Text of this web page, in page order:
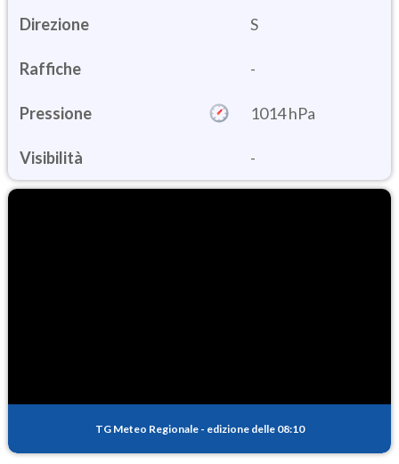
Direzione S
Raffiche -
Pressione 1014 hPa
Visibilità -
TG Meteo Regionale - edizione delle 08:10